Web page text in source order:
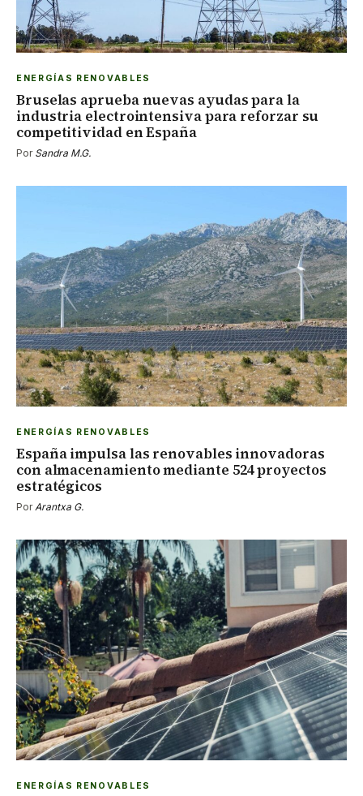
ENERGÍAS RENOVABLES
Bruselas aprueba nuevas ayudas para la
industria electrointensiva para reforzar su
competitividad en España
Por Sandra M.G.
ENERGÍAS RENOVABLES
España impulsa las renovables innovadoras
con almacenamiento mediante 524 proyectos
estratégicos
Por Arantxa G.
ENERGÍAS RENOVABLES